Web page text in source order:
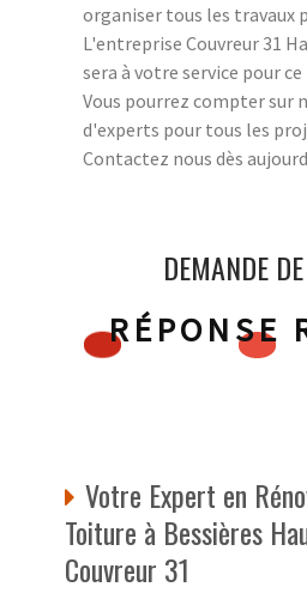
organiser tous les travaux
L'entreprise Couvreur 31
sera à votre service pour
Vous pourrez compter sur
d'experts pour tous les
Contactez nous dès
DEMANDE
RÉPONSE
Votre Expert en
Toiture à Bessières
Couvreur 31